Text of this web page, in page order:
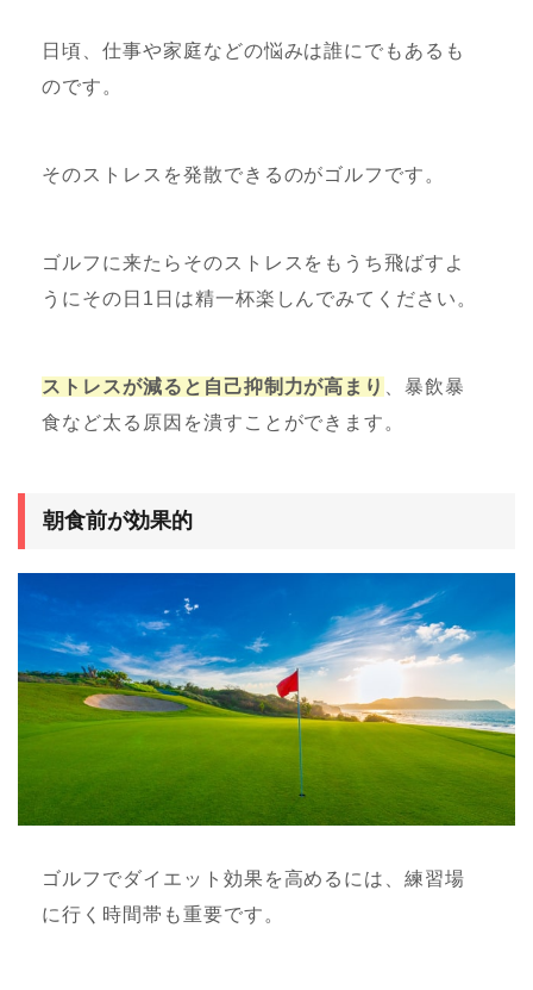
日頃、仕事や家庭などの悩みは誰にでもあるも
のです。
そのストレスを発散できるのがゴルフです。
ゴルフに来たらそのストレスをもうち飛ばすよ
うにその日1日は精一杯楽しんでみてください。
ストレスが減ると自己抑制力が高まり
、暴飲暴
食など太る原因を潰すことができます。
朝食前が効果的
ゴルフでダイエット効果を高めるには、練習場
に行く時間帯も重要です。